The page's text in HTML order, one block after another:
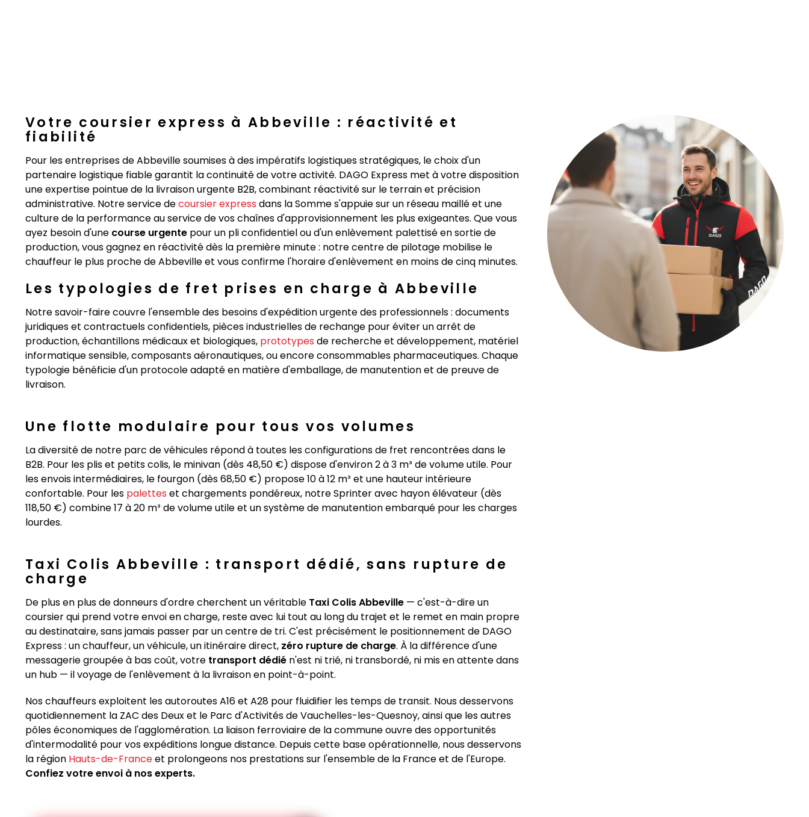
Votre coursier express à Abbeville : réactivité et
fiabilité
Pour les entreprises de Abbeville soumises à des impératifs logistiques stratégiques, le choix d'un
partenaire logistique fiable garantit la continuité de votre activité. DAGO Express met à votre disposition
une expertise pointue de la livraison urgente B2B, combinant réactivité sur le terrain et précision
administrative. Notre service decoursier express dans la Somme s'appuie sur un réseau maillé et une
culture de la performance au service de vos chaînes d'approvisionnement les plus exigeantes. Que vous
ayez besoin d'une course urgente pour un pli confidentiel ou d'un enlèvement palettisé en sortie de
production, vous gagnez en réactivité dès la première minute : notre centre de pilotage mobilise le
chauffeur le plus proche de Abbeville et vous confirme l'horaire d'enlèvement en moins de cinq minutes.
Les typologies de fret prises en charge à Abbeville
Notre savoir-faire couvre l'ensemble des besoins d'expédition urgente des professionnels : documents
juridiques et contractuels confidentiels, pièces industrielles de rechange pour éviter un arrêt de
production, échantillons médicaux et biologiques, prototypes de recherche et développement, matériel
informatique sensible, composants aéronautiques, ou encore consommables pharmaceutiques. Chaque
typologie bénéficie d'un protocole adapté en matière d'emballage, de manutention et de preuve de
livraison.
Une flotte modulaire pour tous vos volumes
La diversité de notre parc de véhicules répond à toutes les configurations de fret rencontrées dans le
B2B. Pour les plis et petits colis, le minivan (dès 48,50 €) dispose d'environ 2 à 3 m³ de volume utile. Pour
les envois intermédiaires, le fourgon (dès 68,50 €) propose 10 à 12 m³ et une hauteur intérieure
confortable. Pour les palettes et chargements pondéreux, notre Sprinter avec hayon élévateur (dès
118,50 €) combine 17 à 20 m³ de volume utile et un système de manutention embarqué pour les charges
lourdes.
Taxi Colis Abbeville : transport dédié, sans rupture de
charge
De plus en plus de donneurs d'ordre cherchent un véritable Taxi Colis Abbeville — c'est-à-dire un
coursier qui prend votre envoi en charge, reste avec lui tout au long du trajet et le remet en main propre
au destinataire, sans jamais passer par un centre de tri. C'est précisément le positionnement de DAGO
Express : un chauffeur, un véhicule, un itinéraire direct, zéro rupture de charge. À la différence d'une
messagerie groupée à bas coût, votre transport dédié n'est ni trié, ni transbordé, ni mis en attente dans
un hub — il voyage de l'enlèvement à la livraison en point-à-point.
Nos chauffeurs exploitent les autoroutes A16 et A28 pour fluidifier les temps de transit. Nous desservons
quotidiennement la ZAC des Deux et le Parc d'Activités de Vauchelles-les-Quesnoy, ainsi que les autres
pôles économiques de l'agglomération. La liaison ferroviaire de la commune ouvre des opportunités
d'intermodalité pour vos expéditions longue distance. Depuis cette base opérationnelle, nous desservons
la région Hauts-de-Franceet prolongeons nos prestations sur l'ensemble de la France et de l'Europe.
Confiez votre envoi à nos experts.